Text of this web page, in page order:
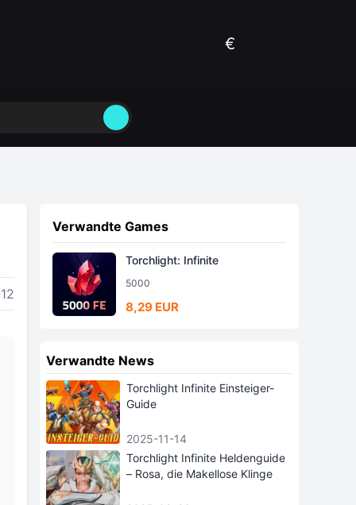
€
Verwandte Games
Torchlight: Infinite
5000
8,29 EUR
Verwandte News
Torchlight Infinite Einsteiger-
Guide
2025-11-14
Torchlight Infinite Heldenguide
– Rosa, die Makellose Klinge